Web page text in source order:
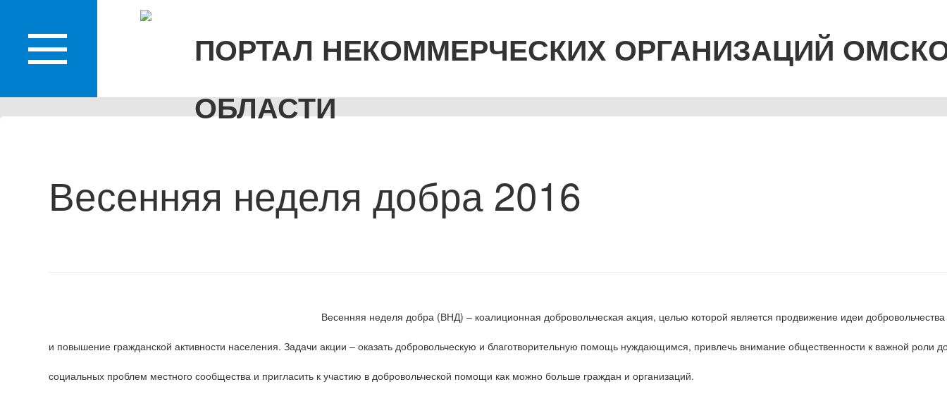
ПОРТАЛ НЕКОММЕРЧЕСКИХ ОРГАНИЗАЦИЙ
ОБЛАСТИ
Весенняя неделя добра 2016
Весенняя неделя добра (ВНД) – коалиционная добровольческая акция, целью которой является продвижение идеи
и повышение гражданской активности населения. Задачи акции – оказать добровольческую и благотворительную помощь нуждающимся, привлечь внимание общественности к важной роли
социальных проблем местного сообщества и пригласить к участию в добровольческой помощи как можно больше граждан и организаций.